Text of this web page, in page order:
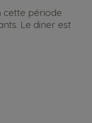
cette période
Le diner est